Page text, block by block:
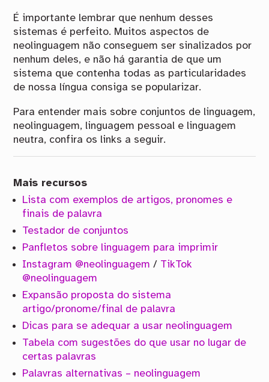
É importante lembrar que nenhum desses
sistemas é perfeito. Muitos aspectos de
neolinguagem não conseguem ser sinalizados por
nenhum deles, e não há garantia de que um
sistema que contenha todas as particularidades
de nossa língua consiga se popularizar.
Para entender mais sobre conjuntos de linguagem,
neolinguagem, linguagem pessoal e linguagem
neutra, confira os links a seguir.
Mais recursos
Lista com exemplos de artigos, pronomes e
finais de palavra
Testador de conjuntos
Panfletos sobre linguagem para imprimir
Instagram @neolinguagem / TikTok
@neolinguagem
Expansão proposta do sistema
artigo/pronome/final de palavra
Dicas para se adequar a usar neolinguagem
Tabela com sugestões do que usar no lugar de
certas palavras
Palavras alternativas – neolinguagem